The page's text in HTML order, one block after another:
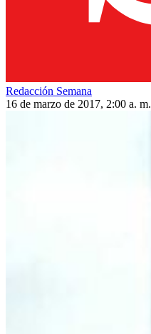
Redacción Semana
16 de marzo de 2017, 2:00 a. m.